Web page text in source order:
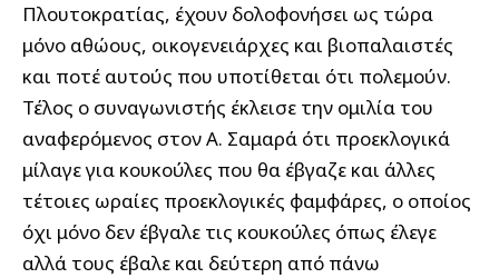
Πλουτοκρατίας, έχουν δολοφονήσει ως τώρα
μόνο αθώους, οικογενειάρχες και βιοπαλαιστές
και ποτέ αυτούς που υποτίθεται ότι πολεμούν.
Τέλος ο συναγωνιστής έκλεισε την ομιλία του
αναφερόμενος στον Α. Σαμαρά ότι προεκλογικά
μίλαγε για κουκούλες που θα έβγαζε και άλλες
τέτοιες ωραίες προεκλογικές φαμφάρες, ο οποίος
όχι μόνο δεν έβγαλε τις κουκούλες όπως έλεγε
αλλά τους έβαλε και δεύτερη από πάνω